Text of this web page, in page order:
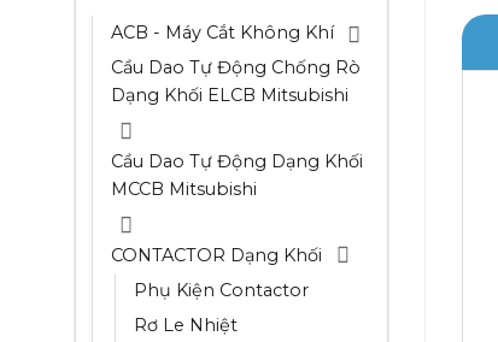
ACB - Máy Cắt Không Khí
Cầu Dao Tự Động Chống Rò
Dạng Khối ELCB Mitsubishi
Cầu Dao Tự Động Dạng Khối
MCCB Mitsubishi
CONTACTOR Dạng Khối
Phụ Kiện Contactor
Rơ Le Nhiệt